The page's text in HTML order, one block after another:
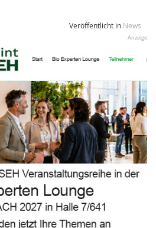
Veröffentlicht in News
Anzeige